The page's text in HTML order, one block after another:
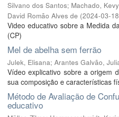
Silvano dos Santos; Machado,
David Romão Alves de (2024-03-18
Video educativo sobre a Medida
(CP)
Mel de abelha sem ferrão
Julek, Elisana; Arantes Galvão,
Vídeo explicativo sobre a origem
sua composição e características
Método de Avaliação de
educativo